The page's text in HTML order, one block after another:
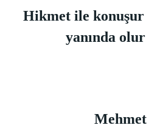
Hikmet ile
yanında olur